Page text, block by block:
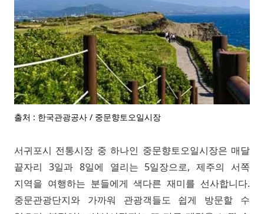
출처 : 한국관광공사 / 중문향토오일시장
서귀포시 전통시장 중 하나인 중문향토오일시장은 매달
끝자리 3일과 8일에 열리는 5일장으로, 제주의 서쪽
지역을 여행하는 분들에게 색다른 재미를 선사합니다.
중문관광단지와 가까워 관광객들도 쉽게 방문할 수